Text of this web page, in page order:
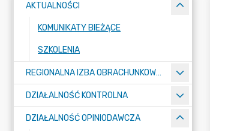
AKTUALNOŚCI
KOMUNIKATY BIEŻĄCE
SZKOLENIA
REGIONALNA IZBA OBRACHUNKOWA W SZCZECINIE
DZIAŁALNOŚĆ KONTROLNA
DZIAŁALNOŚĆ OPINIODAWCZA